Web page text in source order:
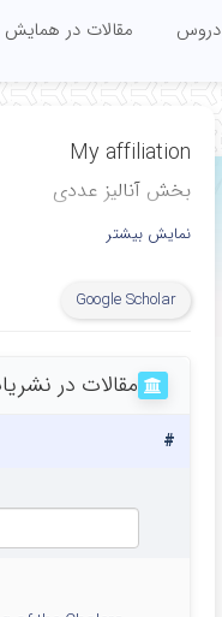
دروس مقالات در همایش
My affiliation
بخش آنالیز عددی
گروه ریاضی
دانشگاه صنعتی سهند تبریز
Applied Mathematics
of Basic Sciences
Tabriz-Iran
نمایش بیشتر
Google Scholar
مقالات در
#